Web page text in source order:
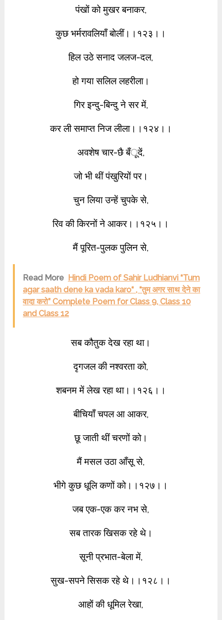
पंखों को मुखर बनाकर,
कुछ भर्मरावलियाँ बोलीं।।१२३।।
हिल उठे सनाद जलज-दल,
हो गया सलिल लहरीला।
गिर इन्दु-बिन्दु ने सर में,
कर ली समाप्त निज लीला।।१२४।।
अवशेष चार-छै बँूदें,
जो भी थीं पंखुरियों पर।
चुन लिया उन्हें चुपके से,
रिव की किरनों ने आकर।।१२५।।
मैं पूरित-पुलक पुलिन से,
Read More Hindi Poem of Sahir Ludhianvi “Tum
agar saath dene ka vada karo“ , “तुम अगर साथ देने का
वादा करो” Complete Poem for Class 9, Class 10
and Class 12
सब कौतुक देख रहा था।
दृगजल की नश्वरता को,
शबनम में लेख रहा था।।१२६।।
बीचियाँ चपल आ आकर,
छू जाती थीं चरणों को।
मैं मसल उठा आँसू से,
भीगे कुछ धूलि कणों को।।१२७।।
जब एक-एक कर नभ से,
सब तारक खिसक रहे थे।
सूनी प्रभात-बेला में,
सुख-सपने सिसक रहे थे।।१२८।।
आहों की धूमिल रेखा,